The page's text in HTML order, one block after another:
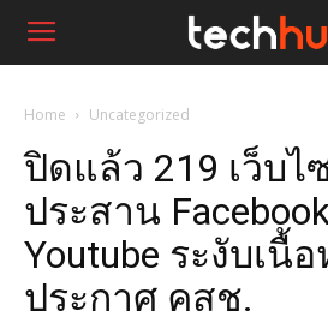
Home Uncategorized
ปิดแล้ว 219 เว็บไ
ประสาน
Youtube ระงับเนื้
ประกาศ คสช.